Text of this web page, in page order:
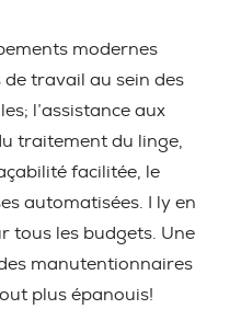
modernes
travail au sein des
l’assistance aux
traitement du linge,
facilitée, le
automatisées. I ly en
tous les budgets. Une
manutentionnaires
plus épanouis!